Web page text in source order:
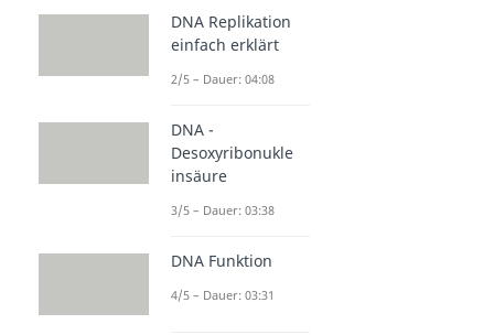
DNA Replikation
einfach erklärt
2/5 – Dauer: 04:08
DNA -
Desoxyribonukle
insäure
3/5 – Dauer: 03:38
DNA Funktion
4/5 – Dauer: 03:31